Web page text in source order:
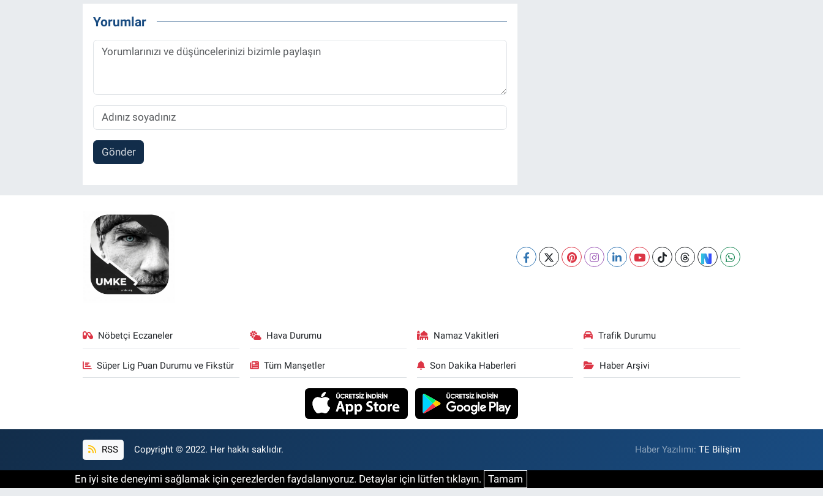
Yorumlar
Gönder
Nöbetçi Eczaneler Hava Durumu Namaz Vakitleri Trafik Durumu
Süper Lig Puan Durumu ve Fikstür Tüm Manşetler Son Dakika Haberleri Haber Arşivi
RSS Copyright © 2022. Her hakkı saklıdır. Haber Yazılımı:TE Bilişim
En iyi site deneyimi sağlamak için çerezlerden faydalanıyoruz. Detaylar için lütfen tıklayın. Tamam